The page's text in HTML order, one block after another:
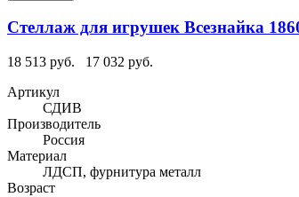
Стеллаж для игрушек Всезнайка
18 513 руб.
17 032 руб.
Артикул
СДИВ
Производитель
Россия
Материал
ЛДСП, фурнитура металл
Возраст